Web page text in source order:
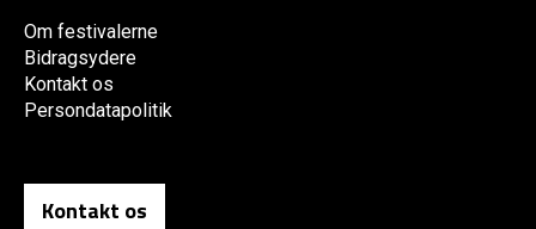
Om festivalerne
Bidragsydere
Kontakt os
Persondatapolitik
Kontakt os